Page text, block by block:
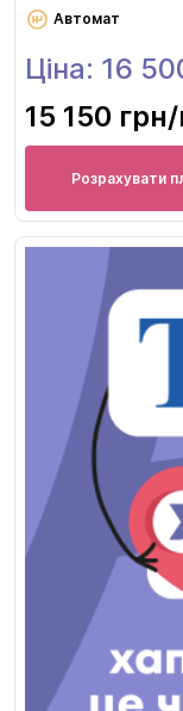
Автомат
Ціна: 16
15 150 грн/
Розрахувати